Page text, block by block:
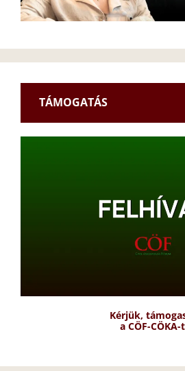
TÁMOGATÁS
Kérjük,
a CÖF-CÖKA-